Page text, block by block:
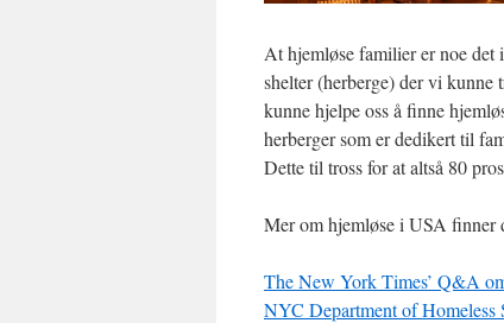
At hjemløse familier er noe
shelter (herberge) der vi
kunne hjelpe oss å finne
herberger som er dedikert til
Dette til tross for at altså 80
Mer om hjemløse i USA finner
The New York Times’ Q&A
NYC Department of Homeless